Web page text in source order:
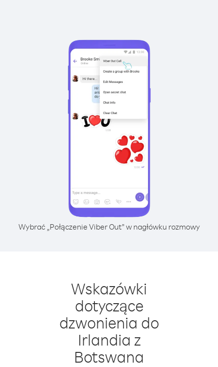
Wybrać „Połączenie Viber Out” w nagłówku rozmowy
Wskazówki
dotyczące
dzwonienia do
Irlandia z
Botswana